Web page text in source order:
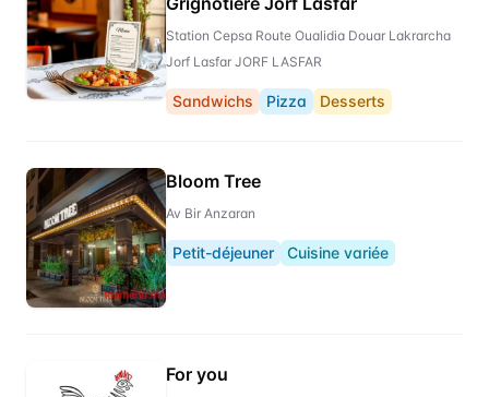
Station Cepsa Route Oualidia Douar Lakrarcha
Jorf Lasfar JORF LASFAR
Sandwichs Pizza Desserts
Bloom Tree
Av Bir Anzaran
Petit-déjeuner Cuisine variée
For you